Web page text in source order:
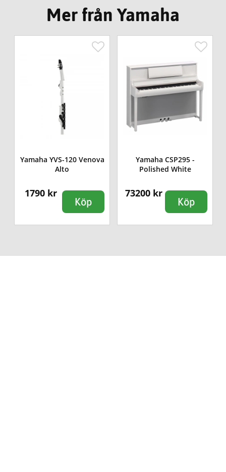
Mer från Yamaha
Yamaha YVS-120 Venova
Alto
1790 kr
Köp
Yamaha CSP295 -
Polished White
73200 kr
Köp